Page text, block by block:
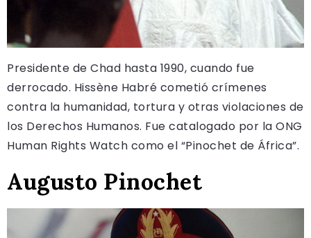
Presidente de Chad hasta 1990, cuando fue
derrocado. Hissène Habré cometió crímenes
contra la humanidad, tortura y otras violaciones de
los Derechos Humanos. Fue catalogado por la ONG
Human Rights Watch como el “Pinochet de África”.
Augusto Pinochet